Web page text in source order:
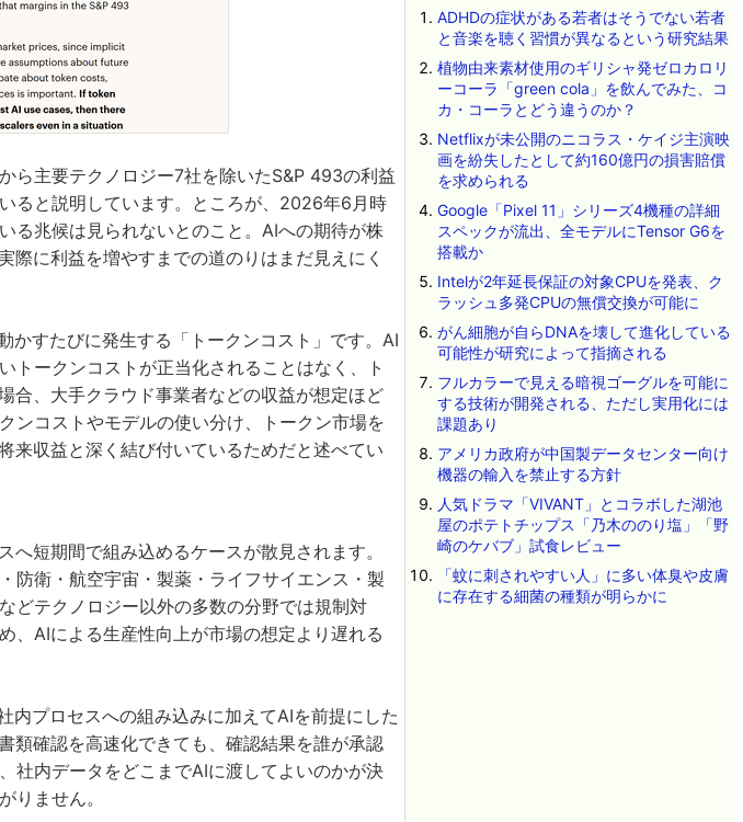
ら主要テクノロジー7社を除いたS&P 493の利益
ると説明しています。ところが、2026年6月時
る兆候は見られないとのこと。AIへの期待が株
に利益を増やすまでの道のりはまだ見えにく
かすたびに発生する「トークンコスト」です。AI
トークンコストが正当化されることはなく、ト
合、大手クラウド事業者などの収益が想定ほど
ンコストやモデルの使い分け、トークン市場を
来収益と深く結び付いているためだと述べてい
短期間で組み込めるケースが散見されます。
防衛・航空宇宙・製薬・ライフサイエンス・製
どテクノロジー以外の多数の分野では規制対
、AIによる生産性向上が市場の想定より遅れる
内プロセスへの組み込みに加えてAIを前提にした
類確認を高速化できても、確認結果を誰が承認
社内データをどこまでAIに渡してよいのかが決
りません。
ADHDの症状がある若者はそうでない若者
と音楽を聴く習慣が異なるという研究結果
植物由来素材使用のギリシャ発ゼロカロリ
ーコーラ「green cola」を飲んでみた、コ
カ・コーラとどう違うのか？
Netflixが未公開のニコラス・ケイジ主演映
画を紛失したとして約160億円の損害賠償
を求められる
Google「Pixel 11」シリーズ4機種の詳細
スペックが流出、全モデルにTensor G6を
搭載か
Intelが2年延長保証の対象CPUを発表、ク
ラッシュ多発CPUの無償交換が可能に
がん細胞が自らDNAを壊して進化している
可能性が研究によって指摘される
フルカラーで見える暗視ゴーグルを可能に
する技術が開発される、ただし実用化には
課題あり
アメリカ政府が中国製データセンター向け
機器の輸入を禁止する方針
人気ドラマ「VIVANT」とコラボした湖池
屋のポテトチップス「乃木ののり塩」「野
崎のケバブ」試食レビュー
「蚊に刺されやすい人」に多い体臭や皮膚
に存在する細菌の種類が明らかに